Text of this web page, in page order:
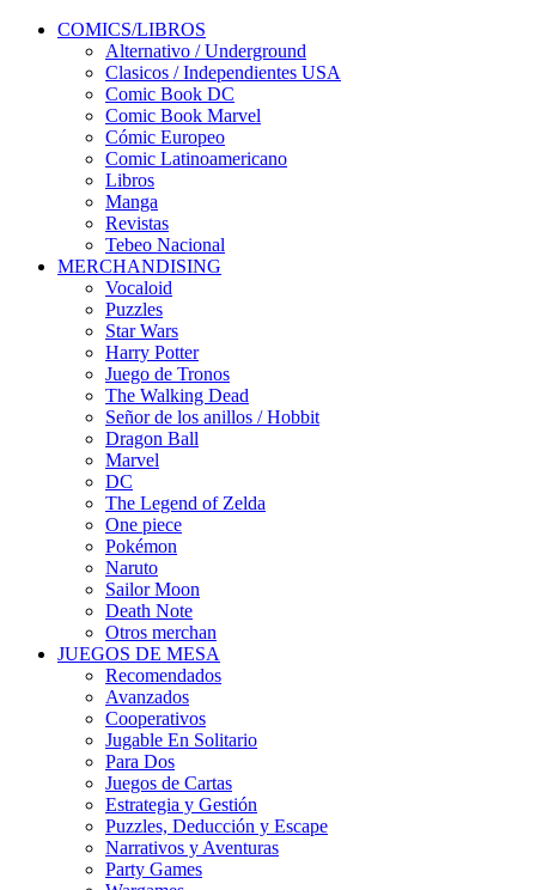
COMICS/LIBROS
Alternativo / Underground
Clasicos / Independientes USA
Comic Book DC
Comic Book Marvel
Cómic Europeo
Comic Latinoamericano
Libros
Manga
Revistas
Tebeo Nacional
MERCHANDISING
Vocaloid
Puzzles
Star Wars
Harry Potter
Juego de Tronos
The Walking Dead
Señor de los anillos / Hobbit
Dragon Ball
Marvel
DC
The Legend of Zelda
One piece
Pokémon
Naruto
Sailor Moon
Death Note
Otros merchan
JUEGOS DE MESA
Recomendados
Avanzados
Cooperativos
Jugable En Solitario
Para Dos
Juegos de Cartas
Estrategia y Gestión
Puzzles, Deducción y Escape
Narrativos y Aventuras
Party Games